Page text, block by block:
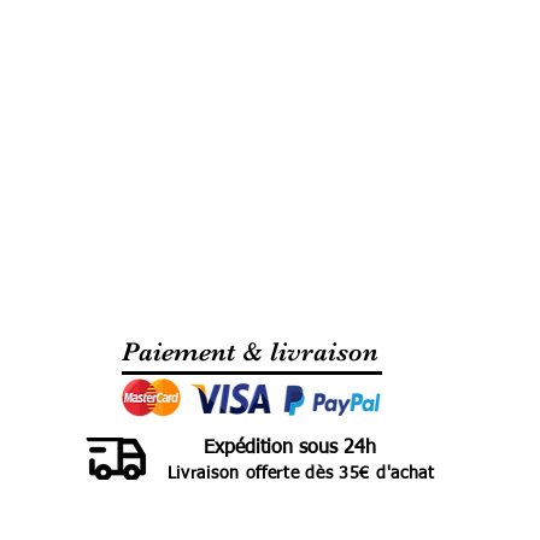
Paiement & livraison
Livraison offerte dès 35€ d'achat
Expédition sous 24h